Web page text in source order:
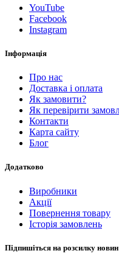
YouTube
Facebook
Instagram
Інформація
Про нас
Доставка і оплата
Як замовити?
Як перевірити
Контакти
Карта сайту
Блог
Додатково
Виробники
Акції
Повернення товару
Історія замовлень
Підпишіться на розсилку новин